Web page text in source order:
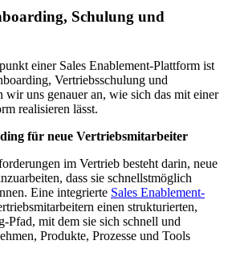
Schulung und
einer Sales Enablement-Plattform ist
Vertriebsschulung und
wir uns genauer an, wie sich das mit einer
realisieren lässt.
für neue Vertriebsmitarbeiter
im Vertrieb besteht darin, neue
dass sie schnellstmöglich
Eine integrierte Sales Enablement-
einen strukturierten,
Pfad, mit dem sie sich schnell und
Produkte, Prozesse und Tools